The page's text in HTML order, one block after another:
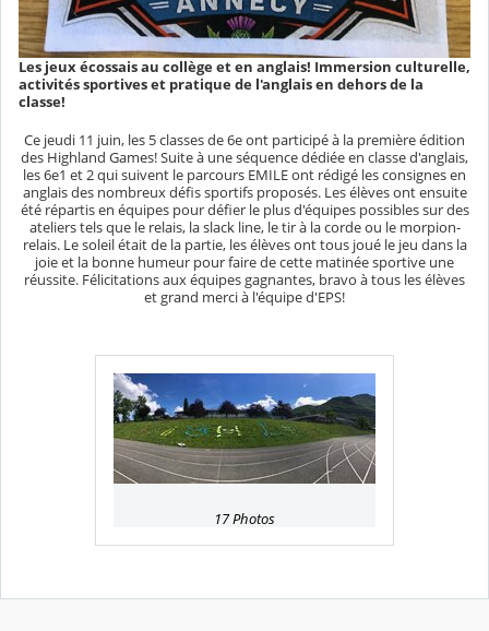
Les jeux écossais au collège et en anglais! Immersion culturelle,
activités sportives et pratique de l'anglais en dehors de la
classe!
Ce jeudi 11 juin, les 5 classes de 6e ont participé à la première édition
des Highland Games! Suite à une séquence dédiée en classe d'anglais,
les 6e1 et 2 qui suivent le parcours EMILE ont rédigé les consignes en
anglais des nombreux défis sportifs proposés. Les élèves ont ensuite
été répartis en équipes pour défier le plus d'équipes possibles sur des
ateliers tels que le relais, la slack line, le tir à la corde ou le morpion-
relais. Le soleil était de la partie, les élèves ont tous joué le jeu dans la
joie et la bonne humeur pour faire de cette matinée sportive une
réussite. Félicitations aux équipes gagnantes, bravo à tous les élèves
et grand merci à l'équipe d'EPS!
17 Photos